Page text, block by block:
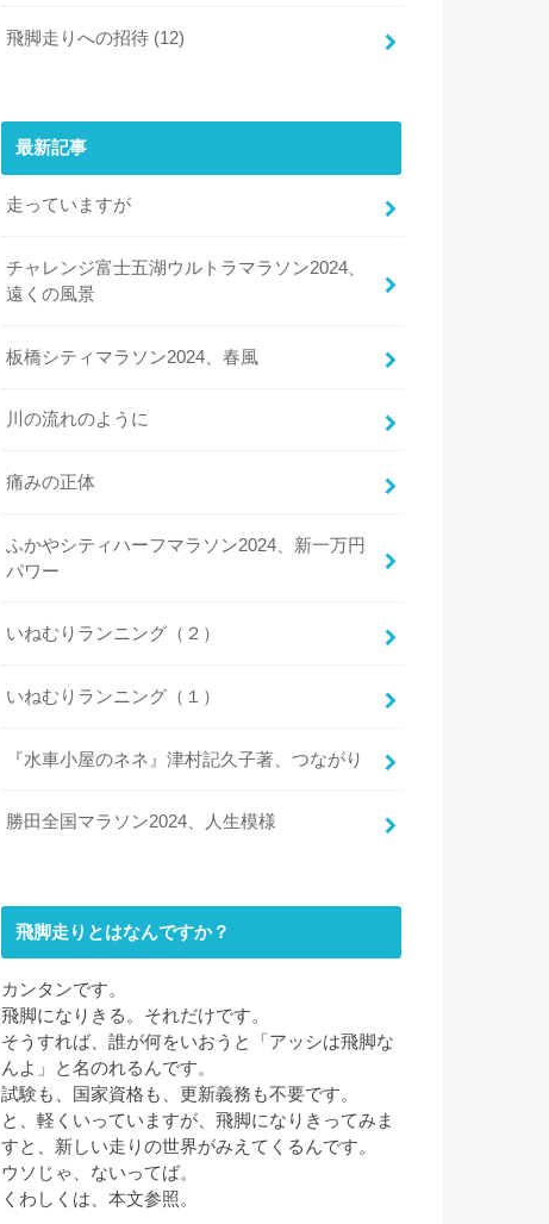
飛脚走りへの招待 (12)
最新記事
走っていますが
チャレンジ富士五湖ウルトラマラソン2024、
遠くの風景
板橋シティマラソン2024、春風
川の流れのように
痛みの正体
ふかやシティハーフマラソン2024、新一万円
パワー
いねむりランニング（２）
いねむりランニング（１）
『水車小屋のネネ』津村記久子著、つながり
勝田全国マラソン2024、人生模様
飛脚走りとはなんですか？
カンタンです。
飛脚になりきる。それだけです。
そうすれば、誰が何をいおうと「アッシは飛脚な
んよ」と名のれるんです。
試験も、国家資格も、更新義務も不要です。
と、軽くいっていますが、飛脚になりきってみま
すと、新しい走りの世界がみえてくるんです。
ウソじゃ、ないってば。
くわしくは、本文参照。